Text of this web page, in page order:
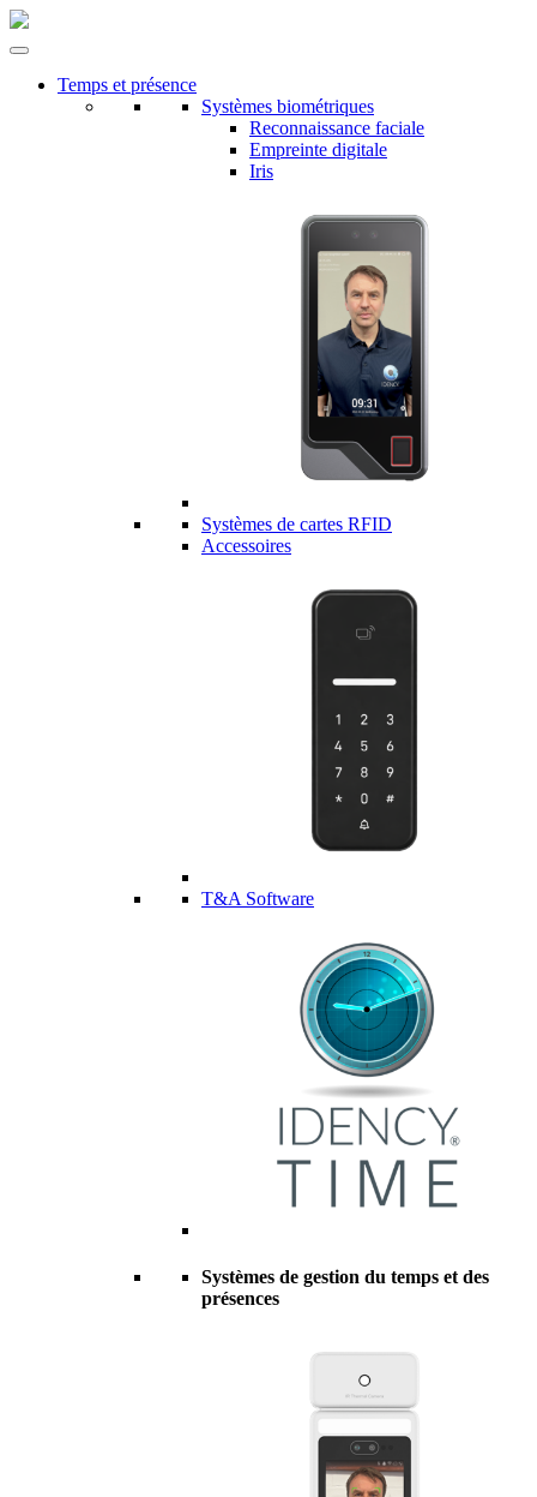
Temps et présence
Systèmes biométriques
Reconnaissance faciale
Empreinte digitale
Iris
Systèmes de cartes RFID
Accessoires
T&A Software
Systèmes de gestion du temps et des
présences